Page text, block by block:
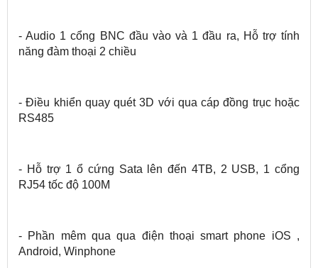
- Audio 1 cổng BNC đầu vào và 1 đầu ra, Hỗ trợ tính
năng đàm thoại 2 chiều
- Điều khiển quay quét 3D với qua cáp đồng trục hoặc
RS485
- Hỗ trợ 1 ổ cứng Sata lên đến 4TB, 2 USB, 1 cổng
RJ54 tốc độ 100M
- Phần mêm qua qua điện thoại smart phone iOS ,
Android, Winphone